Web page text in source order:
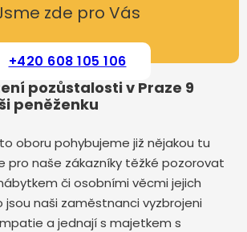
zde pro Vás
+420 608 105 106
pozůstalosti v Praze 9
peněženku
oboru pohybujeme již nějakou tu
pro naše zákazníky těžké pozorovat
či osobními věcmi jejich
jsou naši zaměstnanci vyzbrojeni
a jednají s majetkem s